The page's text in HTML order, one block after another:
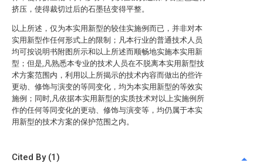
挤压，使得裁切过后的石墨毡变得平整。
以上所述，仅为本实用新型的较佳实施例而已，并非对本
实用新型作任何形式上的限制；凡本行业的普通技术人员
均可按说明书附图所示和以上所述而顺畅地实施本实用新
型；但是,凡熟悉本专业的技术人员在不脱离本实用新型技
术方案范围内，利用以上所揭示的技术内容而做出的些许
更动、修饰与演变的等同变化，均为本实用新型的等效实
施例；同时,凡依据本实用新型的实质技术对以上实施例所
作的任何等同变化的更动、修饰与演变等，均仍属于本实
用新型的技术方案的保护范围之内。
Cited By (1)